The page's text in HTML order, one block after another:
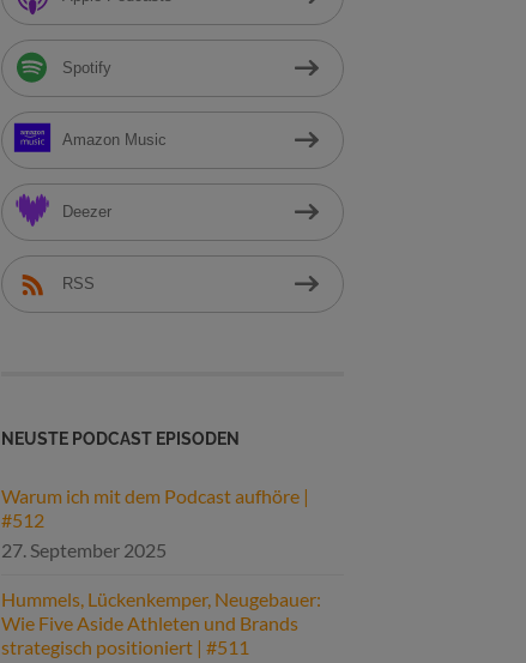
h
Spotify
Amazon Music
Deezer
RSS
NEUSTE PODCAST EPISODEN
Warum ich mit dem Podcast aufhöre |
#512
27. September 2025
Hummels, Lückenkemper, Neugebauer:
Wie Five Aside Athleten und Brands
strategisch positioniert | #511